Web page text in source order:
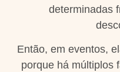
determinadas
Então, em eventos,
porque há múltiplos